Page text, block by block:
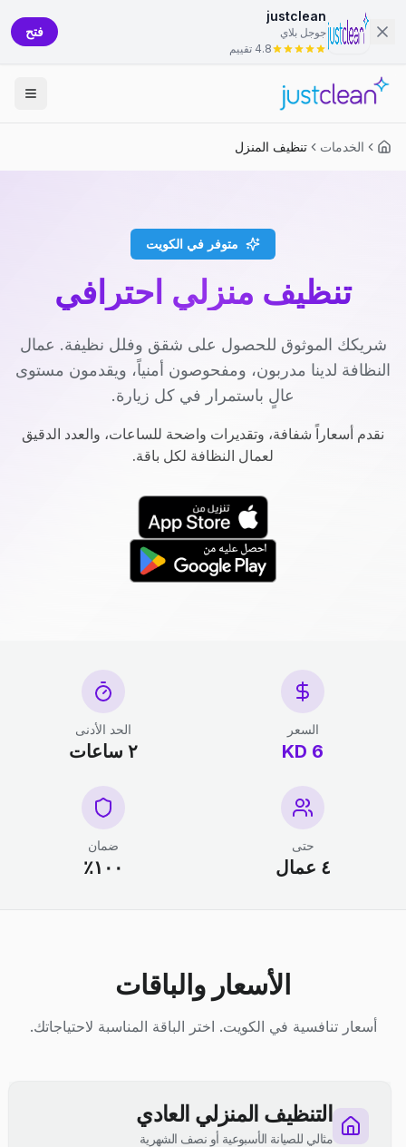
justclean
جوجل بلاي
4.8 تقييم
فتح
الخدمات تنظيف المنزل
متوفر في الكويت
تنظيف منزلي احترافي
شريكك الموثوق للحصول على شقق وفلل نظيفة. عمال
النظافة لدينا مدربون، ومفحوصون أمنياً، ويقدمون مستوى
عالٍ باستمرار في كل زيارة.
نقدم أسعاراً شفافة، وتقديرات واضحة للساعات، والعدد الدقيق
لعمال النظافة لكل باقة.
السعر
6 KD
الحد الأدنى
٢ ساعات
حتى
٤ عمال
ضمان
١٠٠٪
الأسعار والباقات
أسعار تنافسية في الكويت. اختر الباقة المناسبة لاحتياجاتك.
التنظيف المنزلي العادي
مثالي للصيانة الأسبوعية أو نصف الشهرية